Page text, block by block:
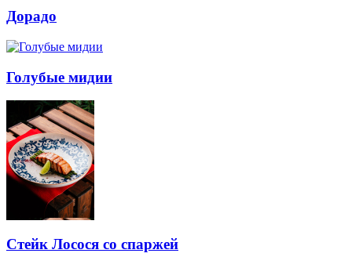
Дорадо
Голубые мидии
Стейк Лосося со спаржей